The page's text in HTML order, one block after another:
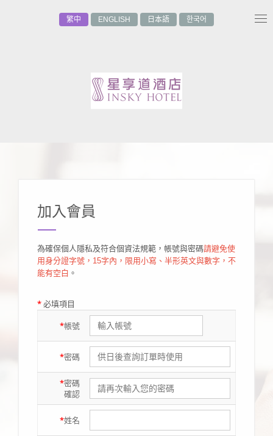
繁中 ENGLISH 日本語 한국어
加入會員
為確保個人隱私及符合個資法規範，帳號與密碼請避免使
用身分證字號，15字內，限用小寫、半形英文與數字，不
能有空白 。
*必填項目
*帳號
*密碼
*密碼
確認
*姓名